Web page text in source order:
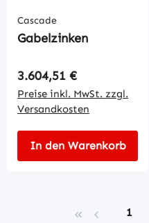
Cascade
Gabelzinken
Regulärer Preis:
3.604,51 €
Preise inkl. MwSt. zzgl.
Versandkosten
In den Warenkorb
Seite
1